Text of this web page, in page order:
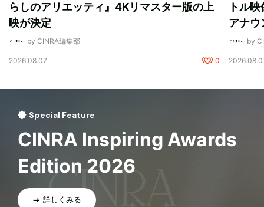
らしのアリエッティ』4Kリマスター版の上
映が決定
by CINRA編集部
2026.08.07 0
トル
アナウ
by
Special Feature
CINRA Inspiring Awards
Edition 2026
詳しくみる